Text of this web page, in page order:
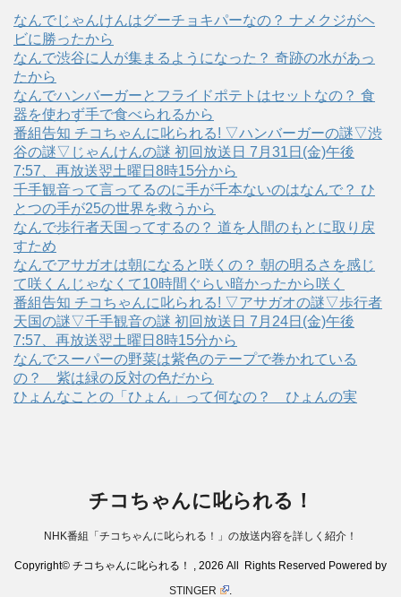
なんでじゃんけんはグーチョキパーなの？ ナメクジがヘ
ビに勝ったから
なんで渋谷に人が集まるようになった？ 奇跡の水があっ
たから
なんでハンバーガーとフライドポテトはセットなの？ 食
器を使わず手で食べられるから
番組告知 チコちゃんに叱られる! ▽ハンバーガーの謎▽渋
谷の謎▽じゃんけんの謎 初回放送日 7月31日(金)午後
7:57、再放送翌土曜日8時15分から
千手観音って言ってるのに手が千本ないのはなんで？ ひ
とつの手が25の世界を救うから
なんで歩行者天国ってするの？ 道を人間のもとに取り戻
すため
なんでアサガオは朝になると咲くの？ 朝の明るさを感じ
て咲くんじゃなくて10時間ぐらい暗かったから咲く
番組告知 チコちゃんに叱られる! ▽アサガオの謎▽歩行者
天国の謎▽千手観音の謎 初回放送日 7月24日(金)午後
7:57、再放送翌土曜日8時15分から
なんでスーパーの野菜は紫色のテープで巻かれている
の？ 紫は緑の反対の色だから
ひょんなことの「ひょん」って何なの？ ひょんの実
チコちゃんに叱られる！
NHK番組「チコちゃんに叱られる！」の放送内容を詳しく紹介！
Copyright© チコちゃんに叱られる！ , 2026 All Rights Reserved Powered by
STINGER
.